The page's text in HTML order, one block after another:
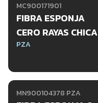
MC900171901
FIBRA ESPONJA
CERO RAYAS CHICA
PZA
MN900104378 PZA